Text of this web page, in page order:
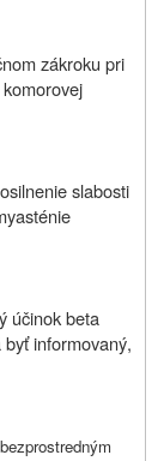
zákroku pri
slabosti
účinok beta
informovaný,